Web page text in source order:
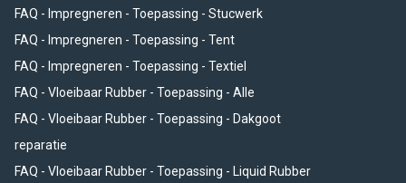
FAQ - Impregneren - Toepassing - Stucwerk
FAQ - Impregneren - Toepassing - Tent
FAQ - Impregneren - Toepassing - Textiel
FAQ - Vloeibaar Rubber - Toepassing - Alle
FAQ - Vloeibaar Rubber - Toepassing - Dakgoot
reparatie
FAQ - Vloeibaar Rubber - Toepassing - Liquid Rubber